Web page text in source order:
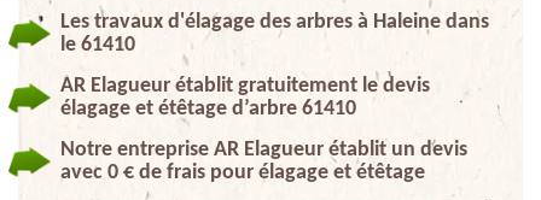
Les travaux d'élagage des arbres à Haleine dans
le 61410
AR Elagueur établit gratuitement le devis
élagage et étêtage d’arbre 61410
Notre entreprise AR Elagueur établit un devis
avec 0 € de frais pour élagage et étêtage